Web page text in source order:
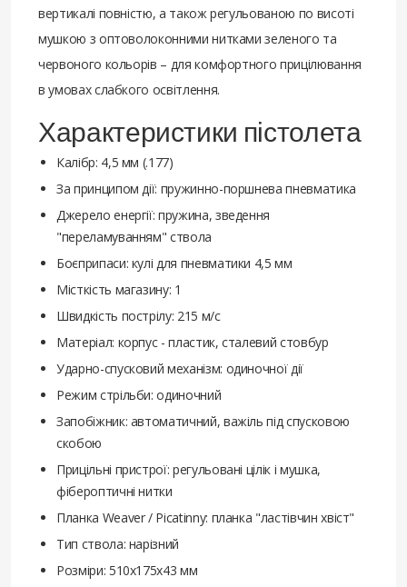
вертикалі повністю, а також регульованою по висоті
мушкою з оптоволоконними нитками зеленого та
червоного кольорів – для комфортного прицілювання
в умовах слабкого освітлення.
Характеристики пістолета
Калібр: 4,5 мм (.177)
За принципом дії: пружинно-поршнева пневматика
Джерело енергії: пружина, зведення
"переламуванням" ствола
Боєприпаси: кулі для пневматики 4,5 мм
Місткість магазину: 1
Швидкість пострілу: 215 м/с
Матеріал: корпус - пластик, сталевий стовбур
Ударно-спусковий механізм: одиночної дії
Режим стрільби: одиночний
Запобіжник: автоматичний, важіль під спусковою
скобою
Прицільні пристрої: регульовані цілік і мушка,
фібероптичні нитки
Планка Weaver / Picatinny: планка "ластівчин хвіст"
Тип ствола: нарізний
Розміри: 510х175х43 мм